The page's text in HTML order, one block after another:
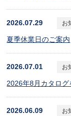
2026.07.29 お
夏季休業日のご案内
2026.07.01 お
2026年8月カタロ
2026.06.09 お